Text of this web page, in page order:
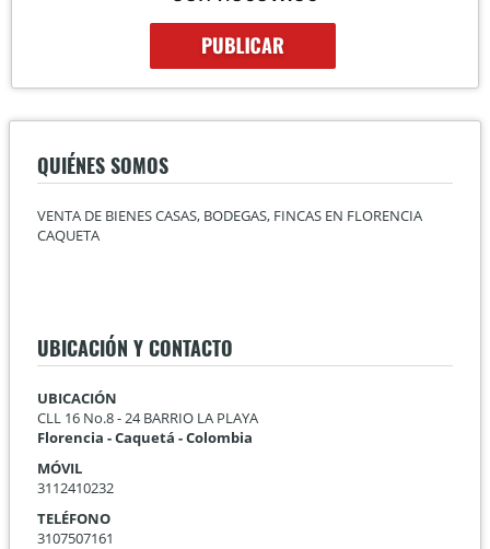
QUIÉNES SOMOS
VENTA DE BIENES CASAS, BODEGAS, FINCAS EN FLORENCIA
CAQUETA
UBICACIÓN Y CONTACTO
UBICACIÓN
CLL 16 No.8 - 24 BARRIO LA PLAYA
Florencia - Caquetá - Colombia
MÓVIL
3112410232
TELÉFONO
3107507161